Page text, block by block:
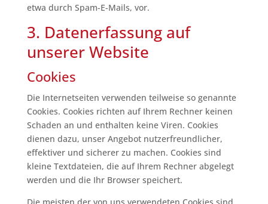
etwa durch Spam-E-Mails, vor.
3. Datenerfassung auf
unserer Website
Cookies
Die Internetseiten verwenden teilweise so genannte
Cookies. Cookies richten auf Ihrem Rechner keinen
Schaden an und enthalten keine Viren. Cookies
dienen dazu, unser Angebot nutzerfreundlicher,
effektiver und sicherer zu machen. Cookies sind
kleine Textdateien, die auf Ihrem Rechner abgelegt
werden und die Ihr Browser speichert.